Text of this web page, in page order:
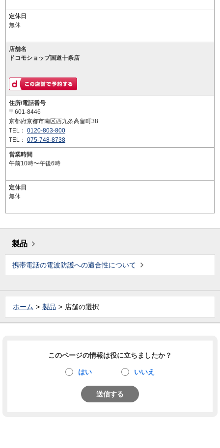
定休日
無休
店舗名
ドコモショップ国道十条店
住所/電話番号
〒601-8446
京都府京都市南区西九条高畠町38
TEL： 0120-803-800
TEL： 075-748-8738
営業時間
午前10時〜午後6時
定休日
無休
製品
携帯電話の電波防護への適合性について
ホーム 製品 店舗の選択
このページの情報は役に立ちましたか？
はい いいえ
送信する